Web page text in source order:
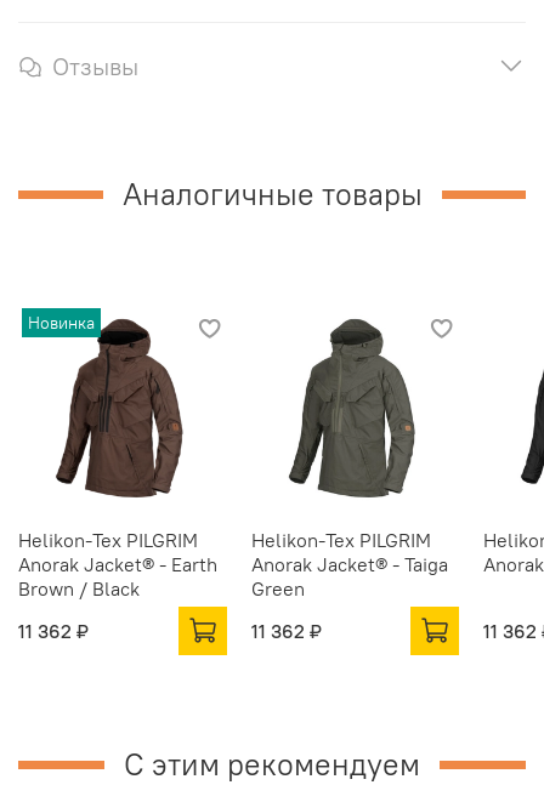
Отзывы
Аналогичные товары
Новинка
Helikon-Tex PILGRIM
Anorak Jacket® - Earth
Brown / Black
11 362 ₽
Helikon-Tex PILGRIM
Anorak Jacket® - Taiga
Green
11 362 ₽
11 362
С этим рекомендуем